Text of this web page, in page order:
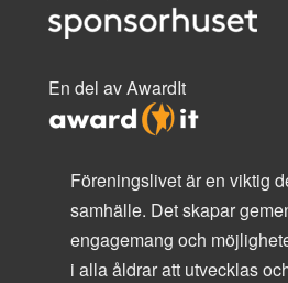
En del av AwardIt
Föreningslivet är en viktig
samhälle. Det skapar
engagemang och
i alla åldrar att utvecklas